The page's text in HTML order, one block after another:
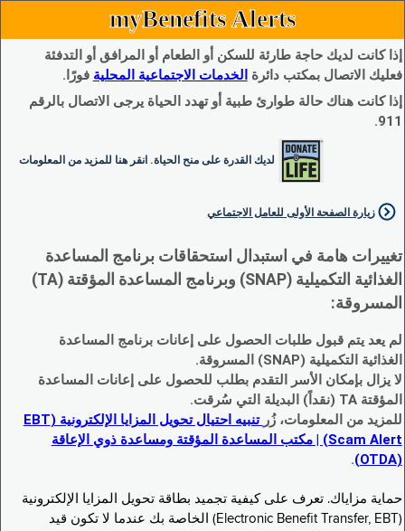
myBenefits Alerts
إذا كانت لديك حاجة طارئة للسكن أو الطعام أو المرافق أو التدفئة
فعليك الاتصال بمكتب دائرة الخدمات الاجتماعية المحلية فورًا.
إذا كانت هناك حالة طوارئ طبية أو تهدد الحياة يرجى الاتصال بالرقم
911.
لديك القدرة على منح الحياة. انقر هنا للمزيد من المعلومات
زيارة الصفحة الأولى للعامل الاجتماعي
تغييرات هامة في استبدال استحقاقات برنامج المساعدة
الغذائية التكميلية (SNAP) وبرنامج المساعدة المؤقتة (TA)
المسروقة:
لم يعد يتم قبول طلبات الحصول على إعانات برنامج المساعدة
الغذائية التكميلية (SNAP) المسروقة.
لا يزال بإمكان الأسر التقدم بطلب للحصول على إعانات المساعدة
المؤقتة TA (نقداً) البديلة التي سُرقت.
للمزيد من المعلومات، زُر
تنبيه احتيال تحويل المزايا الإلكترونية (EBT
Scam Alert) | مكتب المساعدة المؤقتة ومساعدة ذوي الإعاقة
(OTDA)
.
حماية مزاياك. تعرف على كيفية تجميد بطاقة تحويل المزايا الإلكترونية
(Electronic Benefit Transfer, EBT) الخاصة بك عندما لا تكون قيد